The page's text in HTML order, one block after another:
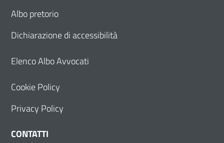
Albo pretorio
Dichiarazione di accessibilità
Elenco Albo Avvocati
Cookie Policy
Privacy Policy
CONTATTI